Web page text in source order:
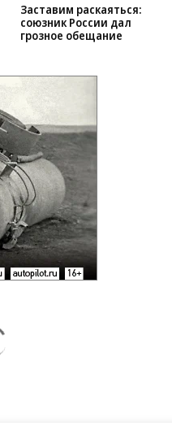
Заставим раскаяться:
союзник России дал
грозное обещание